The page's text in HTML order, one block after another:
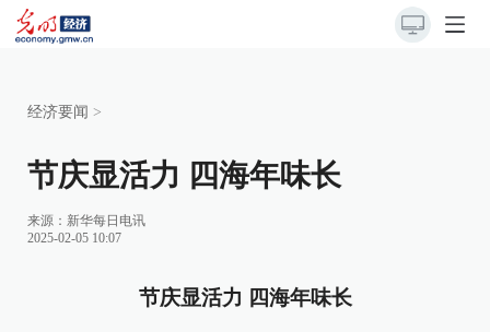
经济要闻 >
节庆显活力 四海年味长
来源： 新华每日电讯
2025-02-05 10:07
节庆显活力 四海年味长